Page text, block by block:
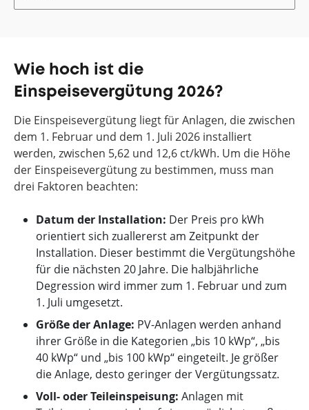
Wie hoch ist die
Einspeisevergütung 2026?
Die Einspeisevergütung liegt für Anlagen, die zwischen
dem 1. Februar und dem 1. Juli 2026 installiert
werden, zwischen 5,62 und 12,6 ct/kWh. Um die Höhe
der Einspeisevergütung zu bestimmen, muss man
drei Faktoren beachten:
Datum der Installation: Der Preis pro kWh
orientiert sich zuallererst am Zeitpunkt der
Installation. Dieser bestimmt die Vergütungshöhe
für die nächsten 20 Jahre. Die halbjährliche
Degression wird immer zum 1. Februar und zum
1. Juli umgesetzt.
Größe der Anlage: PV-Anlagen werden anhand
ihrer Größe in die Kategorien „bis 10 kWp“, „bis
40 kWp“ und „bis 100 kWp“ eingeteilt. Je größer
die Anlage, desto geringer der Vergütungssatz.
Voll- oder Teileinspeisung: Anlagen mit